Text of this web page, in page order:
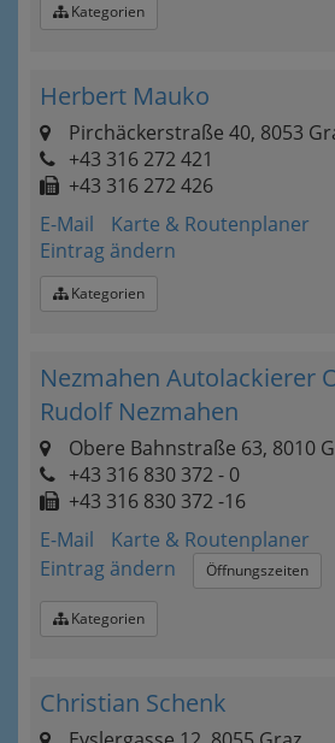
Kategorien
Herbert Mauko
Pirchäckerstraße 40, 8053
+43 316 272 421
+43 316 272 426
E-Mail
Karte & Routenplaner
Eintrag ändern
Kategorien
Nezmahen Autolackierer
Rudolf Nezmahen
Obere Bahnstraße 63, 8010
+43 316 830 372 - 0
+43 316 830 372 -16
E-Mail
Karte & Routenplaner
Eintrag ändern
Öffnungszeiten
Kategorien
Christian Schenk